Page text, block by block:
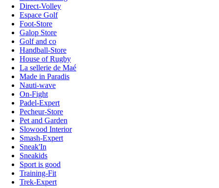
Direct-Volley
Espace Golf
Foot-Store
Galop Store
Golf and co
Handball-Store
House of Rugby
La sellerie de Maé
Made in Paradis
Nauti-wave
On-Fight
Padel-Expert
Pecheur-Store
Pet and Garden
Slowood Interior
Smash-Expert
Sneak'In
Sneakids
Sport is good
Training-Fit
Trek-Expert